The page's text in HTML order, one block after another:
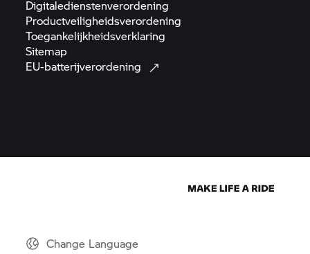
Digitaledienstenverordening
Productveiligheidsverordening
Toegankelijkheidsverklaring
Sitemap
EU-batterijverordening
Change Language